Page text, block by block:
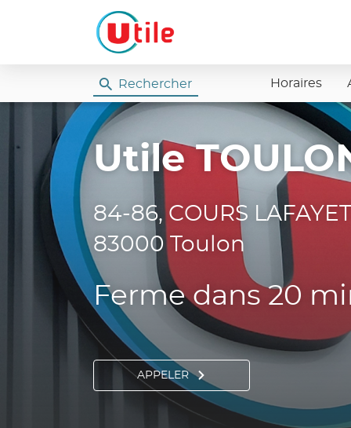
Rechercher Horaires
Utile
84-86, COURS
83000 Toulon
Ferme dans 20
APPELERAFFICHER
LE
NUMÉRO
DE